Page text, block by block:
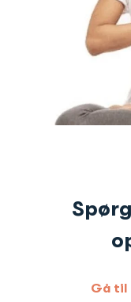
Gå til